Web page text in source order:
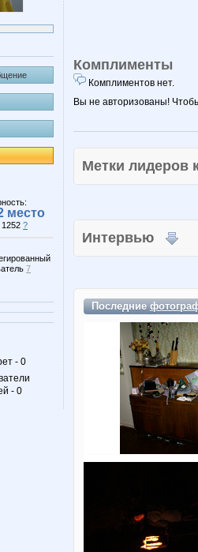
место
1252 ?
7
- 0
- 0
Комплименты
Комплиментов нет.
Вы не авторизованы!
Метки
Интервью
Последние